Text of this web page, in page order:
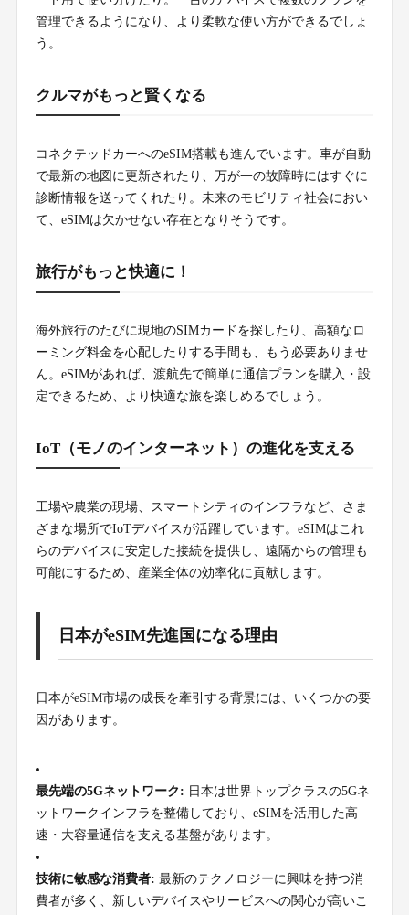
管理できるようになり、より柔軟な使い方ができるでしょ
う。
クルマがもっと賢くなる
コネクテッドカーへのeSIM搭載も進んでいます。車が自動
で最新の地図に更新されたり、万が一の故障時にはすぐに
診断情報を送ってくれたり。未来のモビリティ社会におい
て、eSIMは欠かせない存在となりそうです。
旅行がもっと快適に！
海外旅行のたびに現地のSIMカードを探したり、高額なロ
ーミング料金を心配したりする手間も、もう必要ありませ
ん。eSIMがあれば、渡航先で簡単に通信プランを購入・設
定できるため、より快適な旅を楽しめるでしょう。
IoT（モノのインターネット）の進化を支える
工場や農業の現場、スマートシティのインフラなど、さま
ざまな場所でIoTデバイスが活躍しています。eSIMはこれ
らのデバイスに安定した接続を提供し、遠隔からの管理も
可能にするため、産業全体の効率化に貢献します。
日本がeSIM先進国になる理由
日本がeSIM市場の成長を牽引する背景には、いくつかの要
因があります。
最先端の5Gネットワーク: 日本は世界トップクラスの5Gネ
ットワークインフラを整備しており、eSIMを活用した高
速・大容量通信を支える基盤があります。
技術に敏感な消費者: 最新のテクノロジーに興味を持つ消
費者が多く、新しいデバイスやサービスへの関心が高いこ